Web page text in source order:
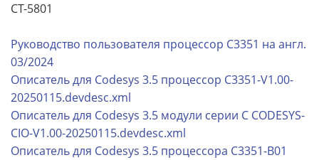
CT-5801
Руководство пользователя процессор C3351 на англ.
03/2024
Описатель для Codesys 3.5 процессор C3351-V1.00-
20250115.devdesc.xml
Описатель для Codesys 3.5 модули серии С CODESYS-
CIO-V1.00-20250115.devdesc.xml
Описатель для Codesys 3.5 процессора С3351-B01